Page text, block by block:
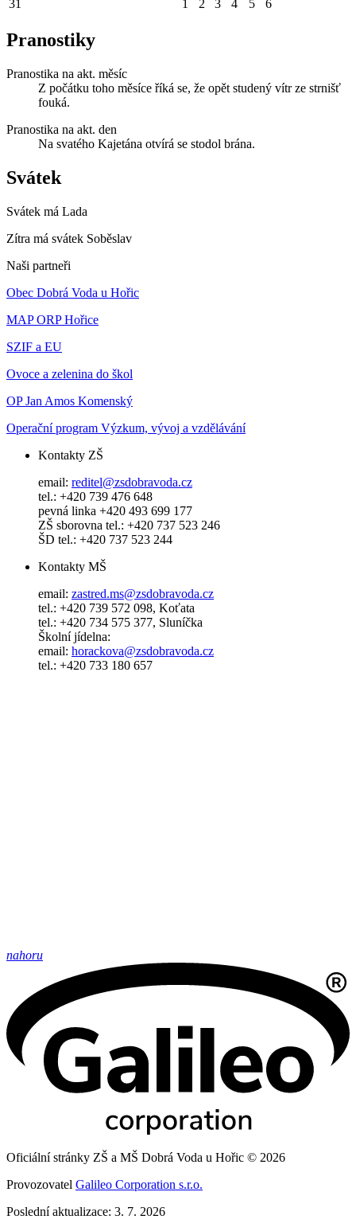
31
1 2 3 4 5 6
Pranostiky
Pranostika na akt. měsíc
Z počátku toho měsíce říká se, že opět studený vítr ze strnišť
fouká.
Pranostika na akt. den
Na svatého Kajetána otvírá se stodol brána.
Svátek
Svátek má Lada
Zítra má svátek Soběslav
Naši partneři
Obec Dobrá Voda u Hořic
MAP ORP Hořice
SZIF a EU
Ovoce a zelenina do škol
OP Jan Amos Komenský
Operační program Výzkum, vývoj a vzdělávání
Kontakty ZŠ
email: reditel@zsdobravoda.cz
tel.: +420 739 476 648
pevná linka +420 493 699 177
ZŠ sborovna tel.: +420 737 523 246
ŠD tel.: +420 737 523 244
Kontakty MŠ
email: zastred.ms@zsdobravoda.cz
tel.: +420 739 572 098, Koťata
tel.: +420 734 575 377, Sluníčka
Školní jídelna:
email: horackova@zsdobravoda.cz
tel.: +420 733 180 657
nahoru
Oficiální stránky ZŠ a MŠ Dobrá Voda u Hořic © 2026
Provozovatel Galileo Corporation s.r.o.
Poslední aktualizace: 3. 7. 2026